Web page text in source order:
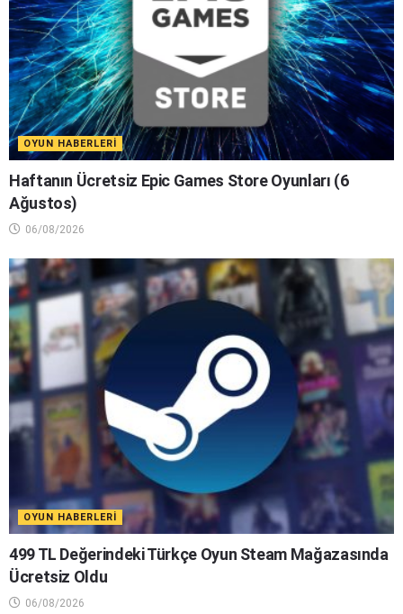
OYUN HABERLERI
Haftanın Ücretsiz Epic Games Store Oyunları (6
Ağustos)
06/08/2026
OYUN HABERLERI
499 TL Değerindeki Türkçe Oyun Steam Mağazasında
Ücretsiz Oldu
06/08/2026